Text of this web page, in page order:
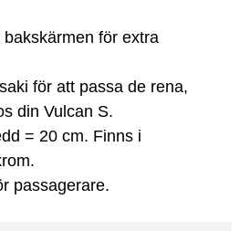
för extra
för att passa de rena,
din Vulcan S.
= 20 cm. Finns i
passagerare.